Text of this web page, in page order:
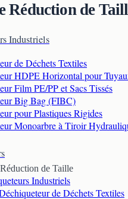
Réduction de
Industriels
de Déchets Textiles
HDPE Horizontal pour
Film PE/PP et Sacs Tissés
Big Bag (FIBC)
pour Plastiques Rigides
Monoarbre à Tiroir
de Taille
Industriels
de Déchets Textiles